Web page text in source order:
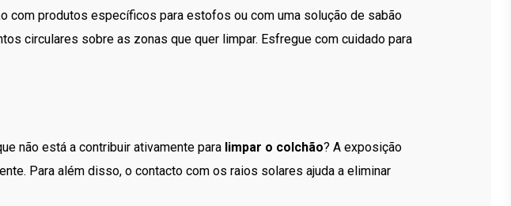
o com produtos específicos para estofos ou com uma solução de sabão
circulares sobre as zonas que quer limpar. Esfregue com cuidado para
não está a contribuir ativamente para limpar o colchão? A exposição
Para além disso, o contacto com os raios solares ajuda a eliminar